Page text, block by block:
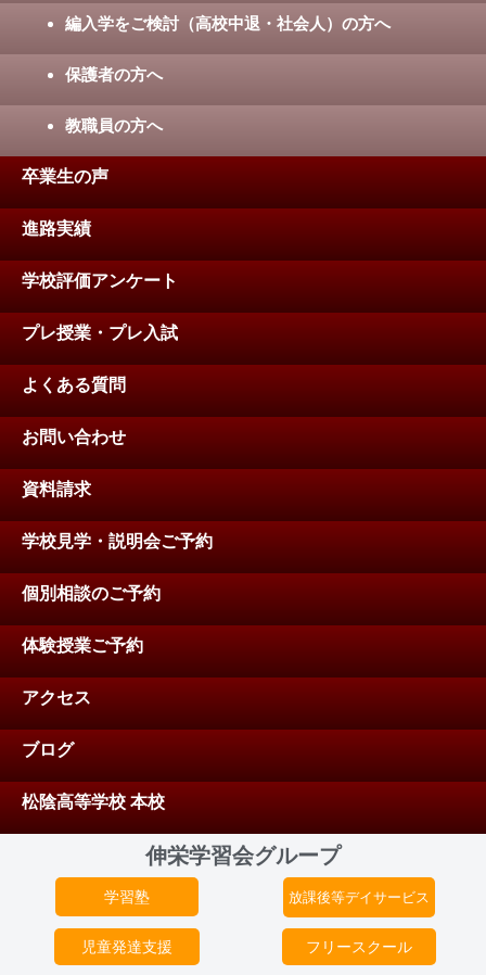
編入学をご検討（高校中退・社会人）の方へ
保護者の方へ
教職員の方へ
卒業生の声
進路実績
学校評価アンケート
プレ授業・プレ入試
よくある質問
お問い合わせ
資料請求
学校見学・説明会ご予約
個別相談のご予約
体験授業ご予約
アクセス
ブログ
松陰高等学校 本校
伸栄学習会グループ
学習塾 放課後等デイサービス
児童発達支援 フリースクール